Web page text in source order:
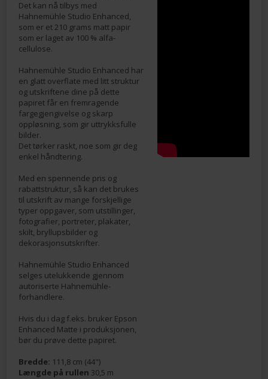
Det kan nå tilbys med
Hahnemühle Studio Enhanced,
som er et 210 grams matt papir
som er laget av 100 % alfa-
cellulose.
Hahnemühle Studio Enhanced har
en glatt overflate med litt struktur
og utskriftene dine på dette
papiret får en fremragende
fargegjengivelse og skarp
oppløsning, som gir uttrykksfulle
bilder.
Det tørker raskt, noe som gir deg
enkel håndtering.
Med en spennende pris og
rabattstruktur, så kan det brukes
til utskrift av mange forskjellige
typer oppgaver, som utstillinger,
fotografier, portreter, plakater,
skilt, bryllupsbilder og
dekorasjonsutskrifter.
Hahnemühle Studio Enhanced
selges utelukkende gjennom
autoriserte Hahnemühle-
forhandlere.
Hvis du i dag f.eks. bruker Epson
Enhanced Matte i produksjonen,
bør du prøve dette papiret.
Bredde: 111,8 cm (44")
Længde på rullen 30,5 m